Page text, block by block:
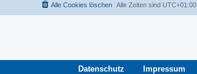
Alle Zeiten sind UTC+01:00
Alle Cookies löschen
Datenschutz Impressum